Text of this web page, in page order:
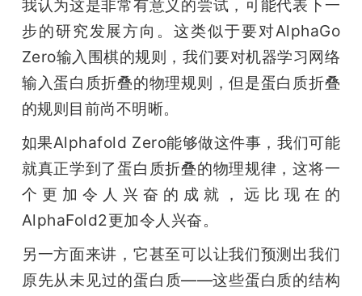
我认为这是非常有意义的尝试，可能代表下一
步的研究发展方向。这类似于要对AlphaGo
Zero输入围棋的规则，我们要对机器学习网络
输入蛋白质折叠的物理规则，但是蛋白质折叠
的规则目前尚不明晰。
如果Alphafold Zero能够做这件事，我们可能
就真正学到了蛋白质折叠的物理规律，这将一
个更加令人兴奋的成就，远比现在的
AlphaFold2更加令人兴奋。
另一方面来讲，它甚至可以让我们预测出我们
原先从未见过的蛋白质——这些蛋白质的结构